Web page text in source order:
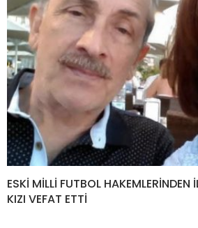
ESKİ MİLLİ FUTBOL HAKEMLERİNDEN
KIZI VEFAT ETTİ